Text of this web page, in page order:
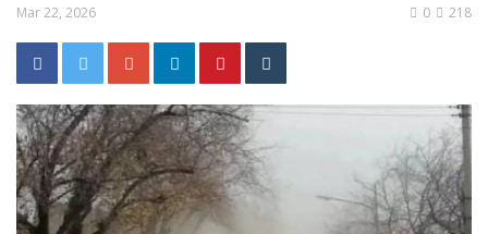
Mar 22, 2026 218
0